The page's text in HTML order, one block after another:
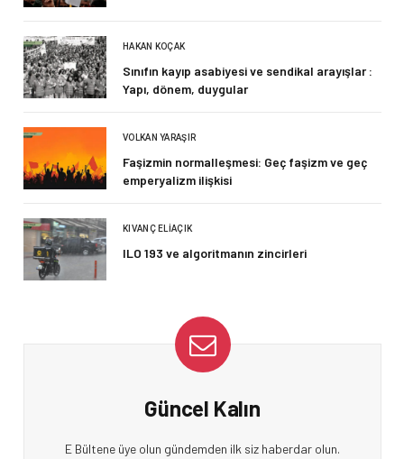
HAKAN KOÇAK
Sınıfın kayıp asabiyesi ve sendikal arayışlar :
Yapı, dönem, duygular
VOLKAN YARAŞIR
Faşizmin normalleşmesi: Geç faşizm ve geç
emperyalizm ilişkisi
KIVANÇ ELIAÇIK
ILO 193 ve algoritmanın zincirleri
Güncel Kalın
E Bültene üye olun gündemden ilk siz haberdar olun.